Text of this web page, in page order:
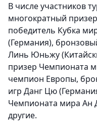
В числе участников
многократный
победитель Кубка
(Германия),
Линь Юньжу
призер Чемпионата
чемпион Европы,
игр Данг Цю
Чемпионата мира Ан
другие.